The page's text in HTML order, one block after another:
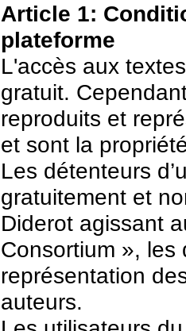
Article 1:
plateforme
L'accès aux
gratuit.
reproduits et
et sont la
Les détenteurs
gratuitement et
Diderot agissant
Consortium », les
représentation
auteurs.